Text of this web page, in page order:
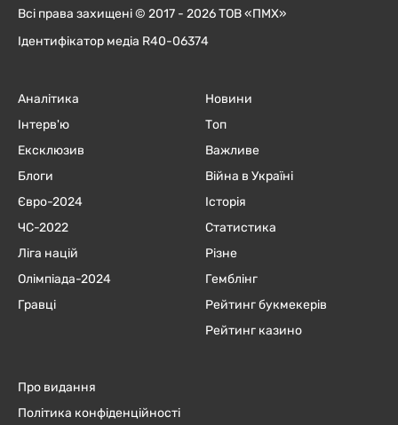
Всі права захищені © 2017 - 2026 ТОВ «ПМХ»
Ідентифікатор медіа R40-06374
Аналітика
Інтерв'ю
Ексклюзив
Блоги
Євро-2024
ЧC-2022
Ліга націй
Олімпіада-2024
Гравці
Новини
Топ
Важливе
Війна в Україні
Історія
Статистика
Різне
Гемблінг
Рейтинг букмекерів
Рейтинг казино
Про видання
Політика конфіденційності